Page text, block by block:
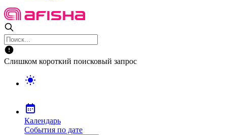
Слишком короткий поисковый запрос
Календарь
События по дате